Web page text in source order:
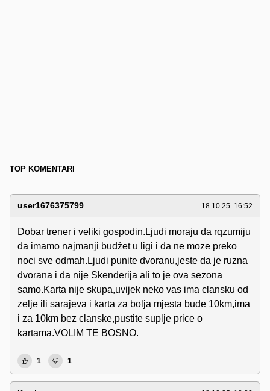
TOP KOMENTARI
user1676375799 18.10.25. 16:52
Dobar trener i veliki gospodin.Ljudi moraju da rqzumiju
da imamo najmanji budžet u ligi i da ne moze preko
noci sve odmah.Ljudi punite dvoranu,jeste da je ruzna
dvorana i da nije Skenderija ali to je ova sezona
samo.Karta nije skupa,uvijek neko vas ima clansku od
zelje ili sarajeva i karta za bolja mjesta bude 10km,ima
i za 10km bez clanske,pustite suplje price o
kartama.VOLIM TE BOSNO.
1 1